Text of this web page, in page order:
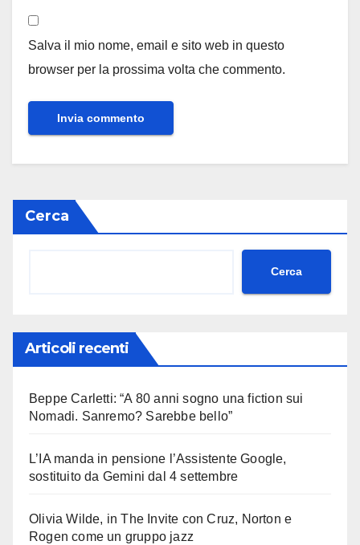
Salva il mio nome, email e sito web in questo
browser per la prossima volta che commento.
Cerca
Cerca
Articoli recenti
Beppe Carletti: “A 80 anni sogno una fiction sui
Nomadi. Sanremo? Sarebbe bello”
L’IA manda in pensione l’Assistente Google,
sostituito da Gemini dal 4 settembre
Olivia Wilde, in The Invite con Cruz, Norton e
Rogen come un gruppo jazz